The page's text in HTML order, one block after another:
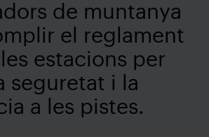
de muntanya
el reglament
estacions per
seguretat i la
a les pistes.